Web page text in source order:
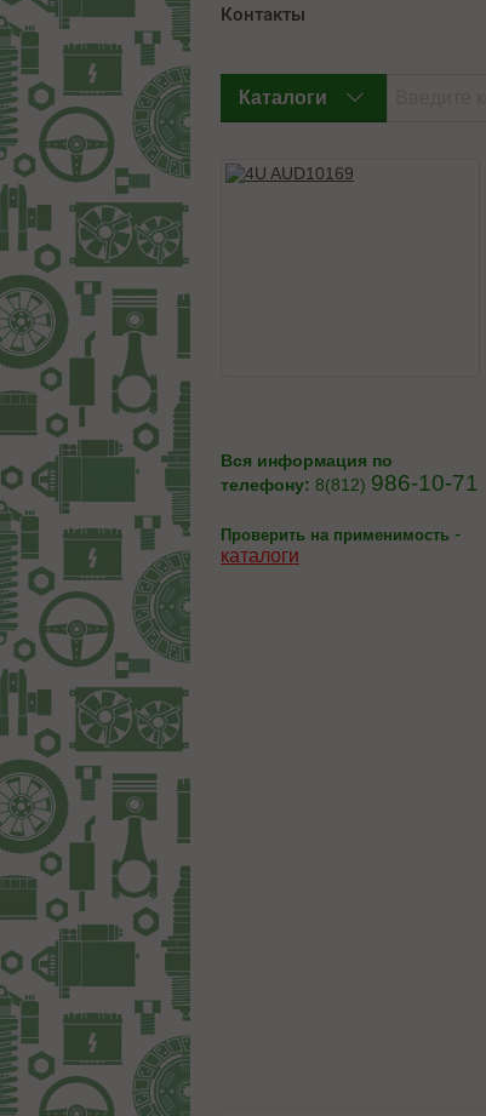
Контакты
Каталоги
Вся информация по
телефону: 8(812) 986-10-71
Проверить на применимость -
каталоги